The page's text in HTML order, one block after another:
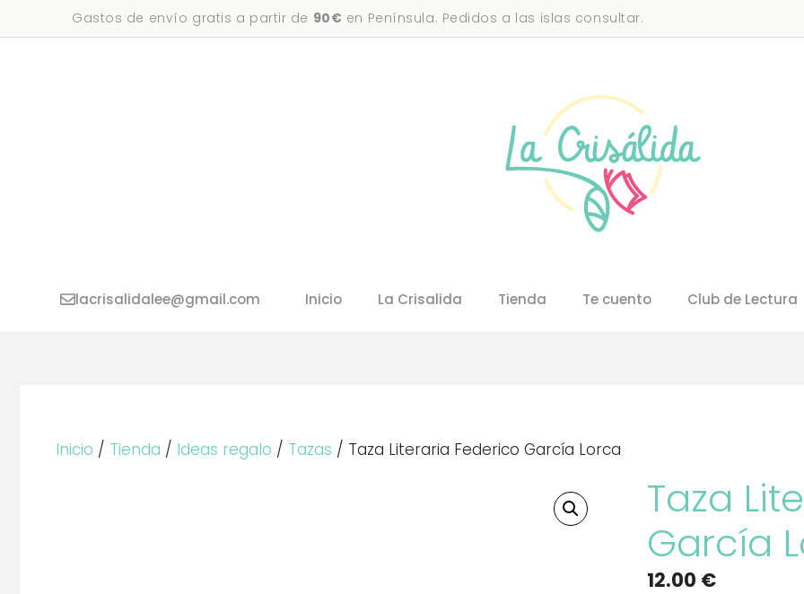
al
Gastos de envío gratis a partir de 90€ en Península. Pedidos a las islas consultar.
Inicio La Crisalida Tienda Te cuento Club de Lectura
lacrisalidalee@gmail.com
Inicio / Tienda / Ideas regalo / Tazas / Taza Literaria Federico García Lorca
Taza
García
12.00 €